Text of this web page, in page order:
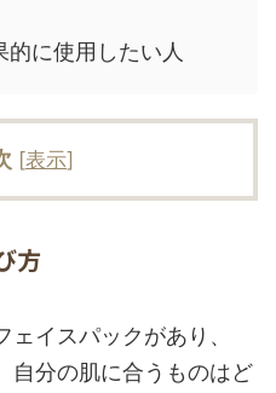
的に使用したい人
[表示]
方
イスパックがあり、
自分の肌に合うものはど